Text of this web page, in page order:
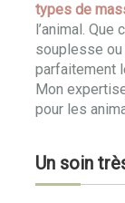
types de
l’animal.
souplesse
parfaitement
Mon
pour les
Un soin